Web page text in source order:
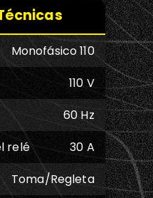
Monofásico 110
110 V
60 Hz
relé
30 A
Toma/Regleta